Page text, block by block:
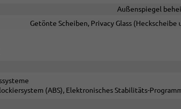
Außenspiegel
Getönte Scheiben, Privacy Glass
(ABS), Elektronisches Stabilitäts-